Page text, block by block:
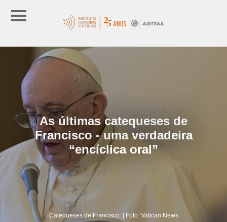
As últimas catequeses de
Francisco - uma verdadeira
“encíclica oral”
Catequeses de Francisco. | Foto: Vatican News